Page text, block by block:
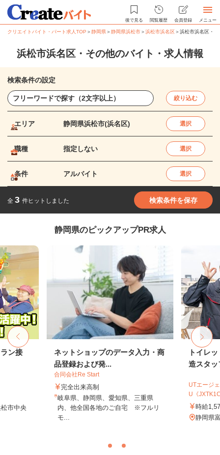
後で見る 閲覧履歴 会員登録 メニュー
クリエイトバイト・パート求人TOP ＞静岡県＞静岡県浜松市＞浜松市浜名区＞浜松市浜名区・
浜松市浜名区・その他のバイト・求人情報
検索条件の設定
絞り込む
エリア 静岡県浜松市(浜名区) 選択
職種 指定しない 選択
条件 アルバイト 選択
全 3 件ヒットしました 検索条件を保存
静岡県のピックアップPR求人
ン接
市中央
ネットショップのデータ入力・商
品登録および発...
合同会社Re Start
完全出来高制
岐阜県、静岡県、愛知県、三重県
内、他全国各地のご自宅 ※フルリ
モ...
トイレ
造スタッ
UTエージ
U《
時給
静岡県